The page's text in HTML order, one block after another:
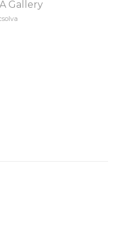
Gallery